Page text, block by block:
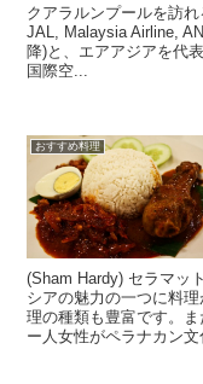
クアラルンプールを訪
JAL, Malaysia Airline,
降)と、エアアジアを代
国際空...
おすすめ料理
(Sham Hardy) セラマッ
シアの魅力の一つに料
理の種類も豊富です。
ー人女性がペラナカン